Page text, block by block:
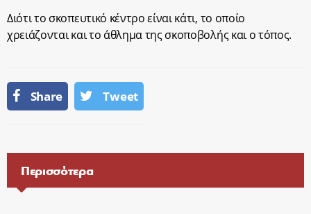
Διότι το σκοπευτικό κέντρο είναι κάτι, το οποίο
χρειάζονται και το άθλημα της σκοποβολής και ο τόπος.
Share Tweet
Περισσότερα